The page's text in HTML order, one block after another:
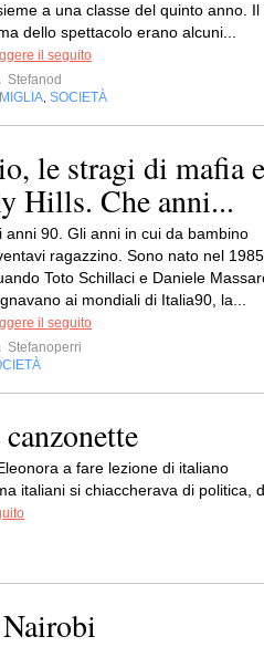
a una classe del quinto anno. Il
dello spettacolo erano alcuni...
il seguito
Stefanod
SOCIETÀ
le stragi di mafia e
Hills. Che anni...
anni 90. Gli anni in cui da bambino
ragazzino. Sono nato nel
Toto Schillaci e Daniele
ai mondiali di Italia90, la...
il seguito
Stefanoperri
a fare lezione di italiano
italiani si chiaccherava di politica,